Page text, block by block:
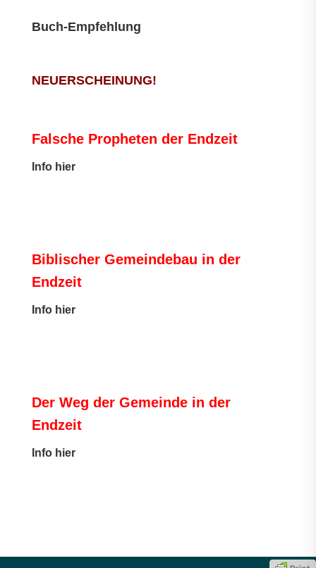
Buch-Empfehlung
NEUERSCHEINUNG!
Falsche Propheten der Endzeit
nfo hier
Biblischer Gemeindebau in der
Endzeit
Info hier
Der Weg der Gemeinde in der
Endzeit
Info hier